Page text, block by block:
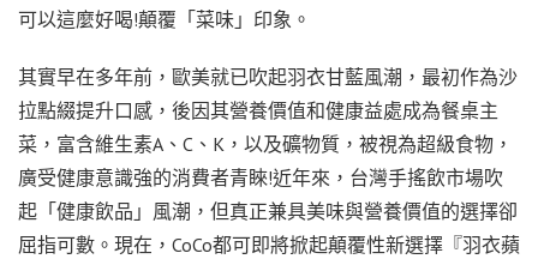
可以這麼好喝!顛覆「菜味」印象。
其實早在多年前，歐美就已吹起羽衣甘藍風潮，最初作為沙
拉點綴提升口感，後因其營養價值和健康益處成為餐桌主
菜，富含維生素A、C、K，以及礦物質，被視為超級食物，
廣受健康意識強的消費者青睞!近年來，台灣手搖飲市場吹
起「健康飲品」風潮，但真正兼具美味與營養價值的選擇卻
屈指可數。現在，CoCo都可即將掀起顛覆性新選擇『羽衣蘋